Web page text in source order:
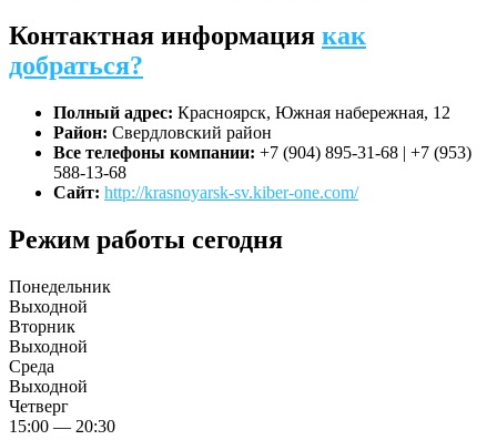
Контактная информация как
добраться?
Полный адрес: Красноярск, Южная набережная, 12
Район: Свердловский район
Все телефоны компании: +7 (904) 895-31-68 | +7 (953)
588-13-68
Сайт: http://krasnoyarsk-sv.kiber-one.com/
Режим работы сегодня
Понедельник
Выходной
Вторник
Выходной
Среда
Выходной
Четверг
15:00 — 20:30